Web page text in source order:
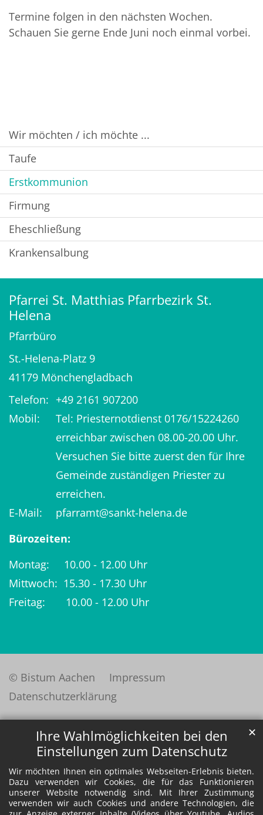
Ihre Wahlmöglichkeiten bei den
Einstellungen zum Datenschutz
Wir möchten Ihnen ein optimales Webseiten-Erlebnis bieten.
Dazu verwenden wir Cookies, die für das Funktionieren
unserer Website notwendig sind. Mit Ihrer Zustimmung
verwenden wir auch Cookies und andere Technologien, die
✕
Termine folgen in den nächsten Wochen.
Schauen Sie gerne Ende Juni noch einmal vorbei.
Wir möchten / ich möchte ...
Taufe
Erstkommunion
Firmung
Eheschließung
Krankensalbung
Pfarrei St. Matthias Pfarrbezirk St.
Helena
Pfarrbüro
St.-Helena-Platz 9
41179 Mönchengladbach
Telefon: +49 2161 907200
Mobil:
Tel: Priesternotdienst 0176/15224260
erreichbar zwischen 08.00-20.00 Uhr.
Versuchen Sie bitte zuerst den für Ihre
Gemeinde zuständigen Priester zu
erreichen.
E-Mail:
pfarramt@sankt-helena.de
Bürozeiten:
Montag: 10.00 - 12.00 Uhr
Mittwoch: 15.30 - 17.30 Uhr
Freitag: 10.00 - 12.00 Uhr
© Bistum Aachen
Impressum
Datenschutzerklärung